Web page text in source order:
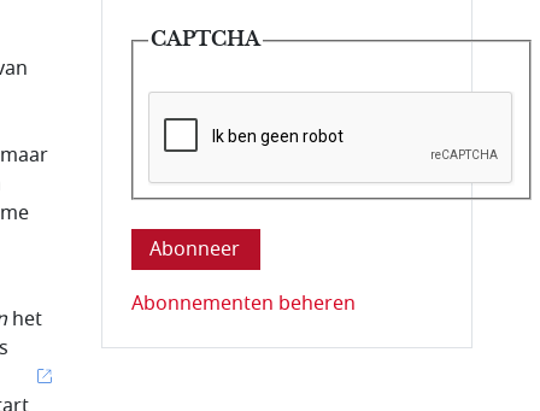
het
CAPTCHA
Deze vraag is om te controleren dat u
Abonnementen beheren